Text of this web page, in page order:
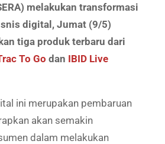
melakukan transformasi
digital, Jumat (9/5)
tiga produk terbaru dari
To Go dan IBID Live
ini merupakan pembaruan
akan semakin
dalam melakukan